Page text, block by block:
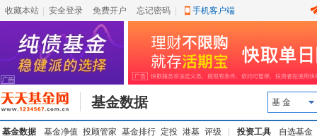
收藏本站 安全登录 免费开户 忘记密码 手机客户端
基金数据 基 金
基金数据 基金净值 投顾管家 基金排行 定投 港基 评级
投资工具
自选基金